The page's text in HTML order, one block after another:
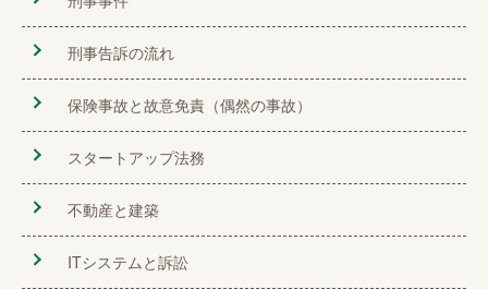
刑事告訴の流れ
保険事故と故意免責（偶然の事故）
スタートアップ法務
不動産と建築
ITシステムと訴訟